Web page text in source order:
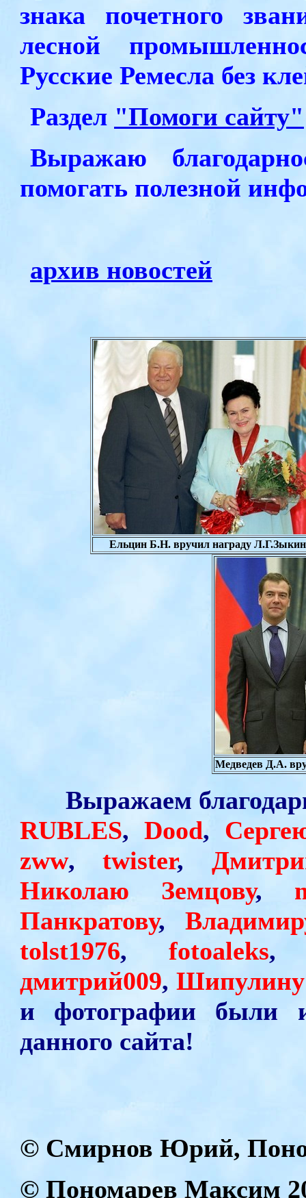
знака почетного
лесной
Русские Ремесла без
Раздел "Помоги сайту"
Выражаю
помогать полезной
архив новостей
Ельцин Б.Н. вручил награду
Медведев Д.А.
Выражаем
RUBLES, Dood,
zww, twister,
Николаю Земцову,
Панкратову,
tolst1976, fotoaleks,
дмитрий009,
и фотографии были
данного сайта!
© Смирнов Юрий,
© Пономарев Максим